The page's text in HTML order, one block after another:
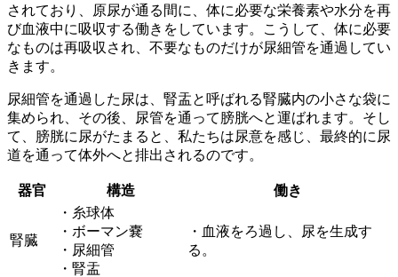
されており、原尿が通る間に、体に必要な栄養素や水分を再
び血液中に吸収する働きをしています。こうして、体に必要
なものは再吸収され、不要なものだけが尿細管を通過してい
きます。
尿細管を通過した尿は、腎盂と呼ばれる腎臓内の小さな袋に
集められ、その後、尿管を通って膀胱へと運ばれます。そし
て、膀胱に尿がたまると、私たちは尿意を感じ、最終的に尿
道を通って体外へと排出されるのです。
器官 構造 働き
腎臓
・糸球体
・ボーマン嚢
・尿細管
・腎盂
・血液をろ過し、尿を生成す
る。